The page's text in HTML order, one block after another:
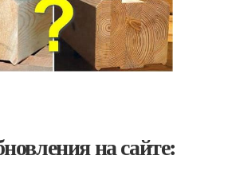
на сайте: